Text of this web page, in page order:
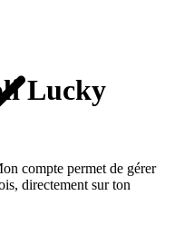
Lucky
compte permet de gérer
directement sur ton